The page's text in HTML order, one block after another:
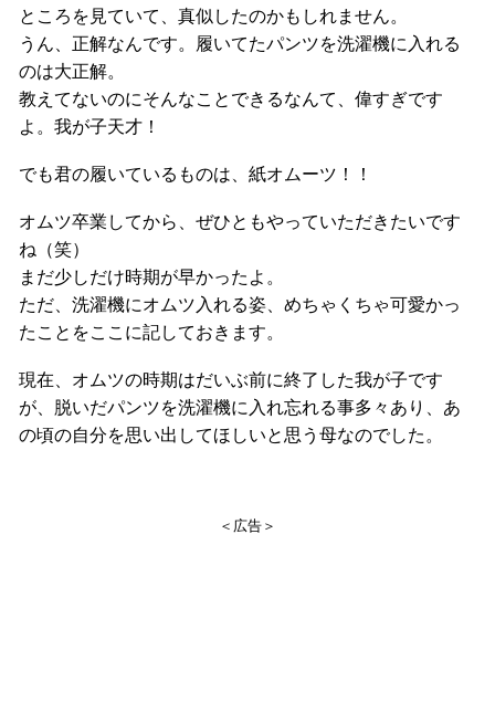
ところを見ていて、真似したのかもしれません。
うん、正解なんです。履いてたパンツを洗濯機に入れる
のは大正解。
教えてないのにそんなことできるなんて、偉すぎです
よ。我が子天才！
でも君の履いているものは、紙オムーツ！！
オムツ卒業してから、ぜひともやっていただきたいです
ね（笑）
まだ少しだけ時期が早かったよ。
ただ、洗濯機にオムツ入れる姿、めちゃくちゃ可愛かっ
たことをここに記しておきます。
現在、オムツの時期はだいぶ前に終了した我が子です
が、脱いだパンツを洗濯機に入れ忘れる事多々あり、あ
の頃の自分を思い出してほしいと思う母なのでした。
＜広告＞